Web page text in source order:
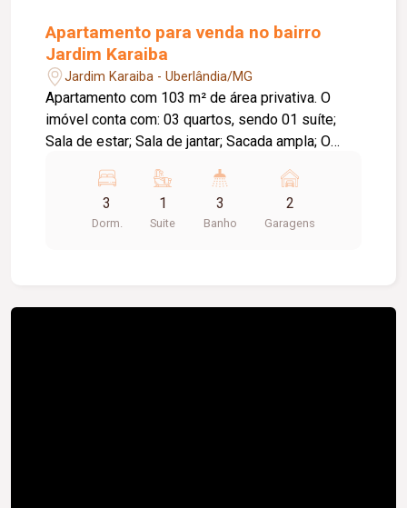
Apartamento para venda no bairro
Jardim Karaiba
Jardim Karaiba - Uberlândia/MG
Apartamento com 103 m² de área privativa. O
imóvel conta com: 03 quartos, sendo 01 suíte;
Sala de estar; Sala de jantar; Sacada ampla; O
Repair; Salão de festas; Wine Bar; Brinquedoteca;
Coworking; Quadra de beach tennis; Family Grill;
Piscina; Complexo aquático adulto e infantil.
3
Dorm.
1
Suite
3
Banho
2
Garagens